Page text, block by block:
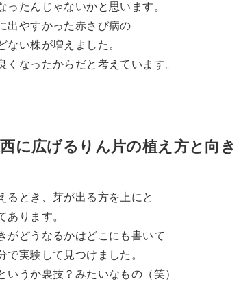
ったんじゃないかと思います。
出やすかった赤さび病の
ない株が増えました。
くなったからだと考えています。
に広げるりん片の植え方と向き
るとき、芽が出る方を上にと
あります。
がどうなるかはどこにも書いて
で実験して見つけました。
いうか裏技？みたいなもの（笑）